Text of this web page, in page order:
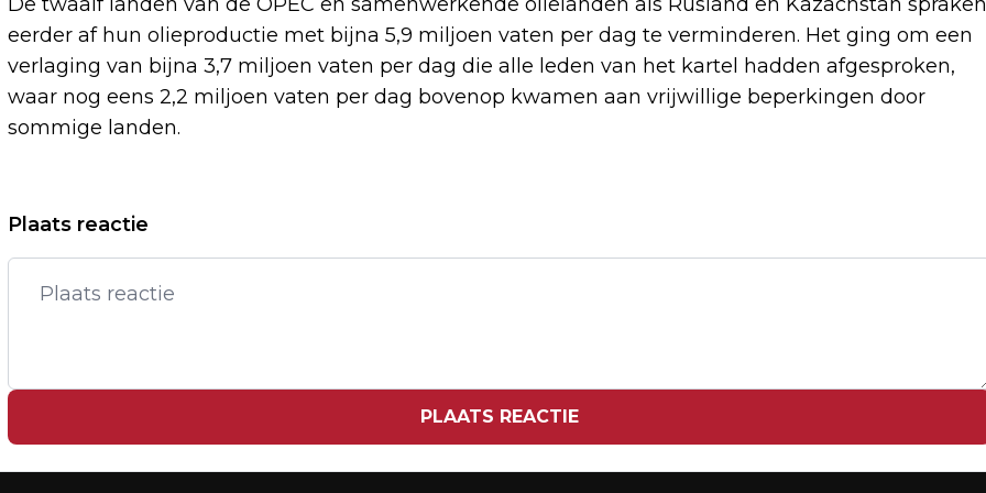
eerder af hun olieproductie met bijna 5,9 miljoen vaten per dag te verminderen. Het ging om een
verlaging van bijna 3,7 miljoen vaten per dag die alle leden van het kartel hadden afgesproken,
waar nog eens 2,2 miljoen vaten per dag bovenop kwamen aan vrijwillige beperkingen door
sommige landen.
Vorig artikel
ZOEKTOCHT NAAR VERMISTEN IN
MAAS BIJ VENLO
BAGNAIA PAKT VIERDE GP-ZEGE BIJ
Plaats reactie
PLAATS REACTIE